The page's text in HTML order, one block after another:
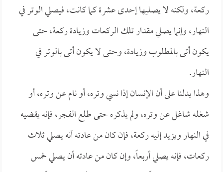
ركعة، ولكنه لا يصليها إحدى عشرة كما كانت، فيصلي الوتر في
النهار، وإنما يصلي مقدار تلك الركعات وزيادة ركعة، حتى
يكون أتى بالمطلوب وزيادة، وحتى لا يكون أتى بالوتر في
النهار.
وهذا يدلنا على أن الإنسان إذا نسي وتره، أو نام عن وتره، أو
شغله شاغل عن وتره، ولم يذكره حتى طلع الفجر، فإنه يقضيه
في النهار ويزيد إليه ركعة، فإن كان من عادته أنه يصلي ثلاث
ركعات، فإنه يصلي أربعاً، وإن كان من عادته أن يصلي خمس